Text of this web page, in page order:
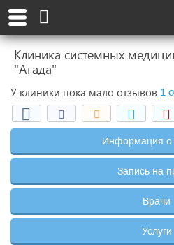
Клиника системных
"Агада"
У клиники пока мало отзывов 1
Информация о
Запись на
Врачи
Услуги